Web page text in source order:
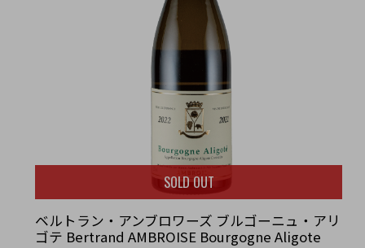
SOLD OUT
ベルトラン・アンブロワーズ ブルゴーニュ・アリ
ゴテ Bertrand AMBROISE Bourgogne Aligote